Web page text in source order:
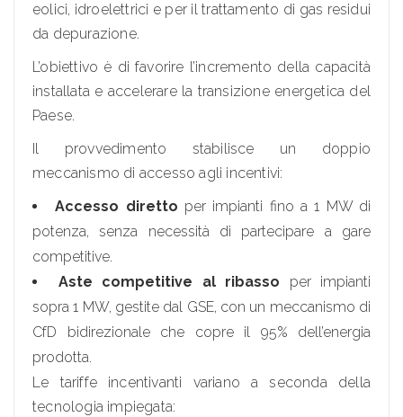
eolici, idroelettrici e per il trattamento di gas residui
da depurazione.
L’obiettivo è di favorire l’incremento della capacità
installata e accelerare la transizione energetica del
Paese.
Il provvedimento stabilisce un doppio
meccanismo di accesso agli incentivi:
Accesso diretto per impianti fino a 1 MW di
potenza, senza necessità di partecipare a gare
competitive.
Aste competitive al ribasso per impianti
sopra 1 MW, gestite dal GSE, con un meccanismo di
CfD bidirezionale che copre il 95% dell’energia
prodotta.
Le tariffe incentivanti variano a seconda della
tecnologia impiegata: